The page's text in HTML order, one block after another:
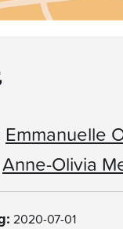
Emmanuelle
Anne-Olivia
2020-07-01